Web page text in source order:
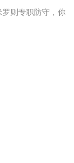
则专职防守，你